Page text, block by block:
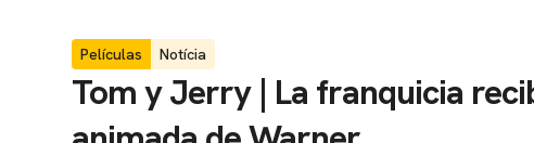
Películas Notícia
Tom y Jerry | La franquicia